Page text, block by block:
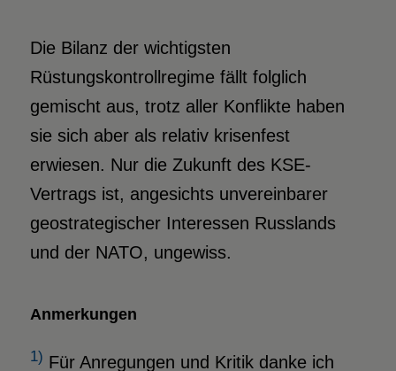
Die Bilanz der wichtigsten
Rüstungskontrollregime fällt folglich
gemischt aus, trotz aller Konflikte haben
sie sich aber als relativ krisenfest
erwiesen. Nur die Zukunft des KSE-
Vertrags ist, angesichts unvereinbarer
geostrategischer Interessen Russlands
und der NATO, ungewiss.
Anmerkungen
1) Für Anregungen und Kritik danke ich